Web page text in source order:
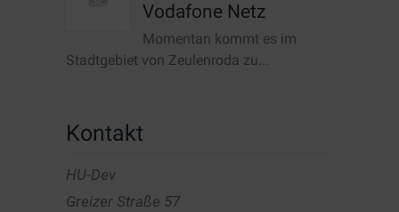
Vodafone Netz
Momentan kommt es im
Stadtgebiet von Zeulenroda zu...
Kontakt
HU-Dev
Greizer Straße 57